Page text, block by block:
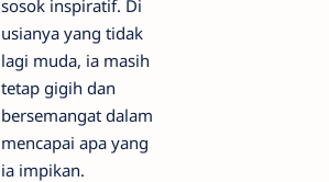
sosok inspiratif. Di
usianya yang tidak
lagi muda, ia masih
tetap gigih dan
bersemangat dalam
mencapai apa yang
ia impikan.